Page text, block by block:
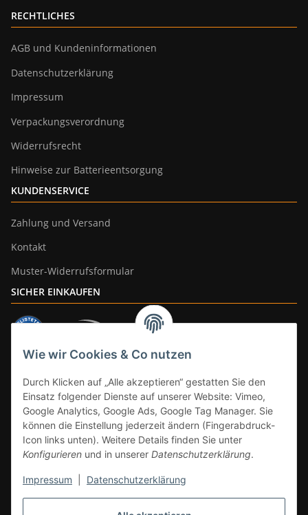
Wie wir Cookies & Co nutzen
Durch Klicken auf „Alle akzeptieren“ gestatten Sie den
Einsatz folgender Dienste auf unserer Website: Vimeo,
Google Analytics, Google Ads, Google Tag Manager. Sie
können die Einstellung jederzeit ändern (Fingerabdruck-
Icon links unten). Weitere Details finden Sie unter
Konfigurieren und in unserer Datenschutzerklärung.
Impressum Datenschutzerklärung
RECHTLICHES
AGB und Kundeninformationen
Datenschutzerklärung
Impressum
Verpackungsverordnung
Widerrufsrecht
Hinweise zur Batterieentsorgung
KUNDENSERVICE
Zahlung und Versand
Kontakt
Muster-Widerrufsformular
SICHER EINKAUFEN